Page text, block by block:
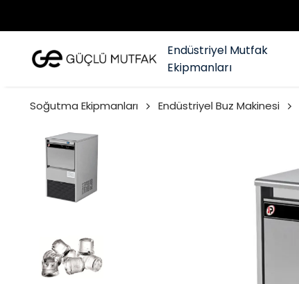
Endüstriyel Mutfak
Ekipmanları
Soğutma Ekipmanları Endüstriyel Buz Makinesi